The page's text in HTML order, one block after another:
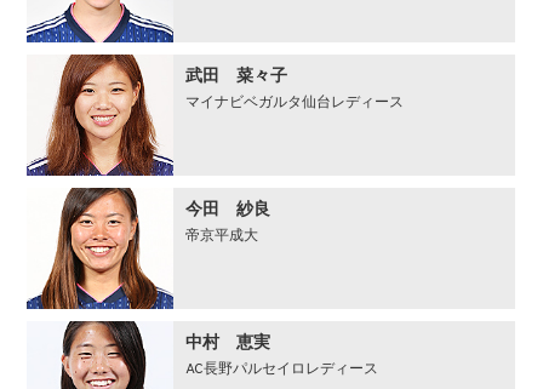
武田 菜々子
マイナビベガルタ仙台レディース
今田 紗良
帝京平成大
中村 恵実
AC長野パルセイロレディース